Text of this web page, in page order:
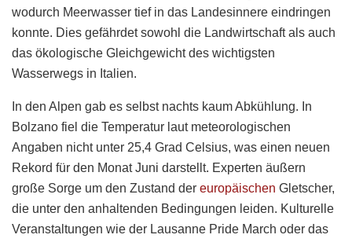
wodurch Meerwasser tief in das Landesinnere eindringen
konnte. Dies gefährdet sowohl die Landwirtschaft als auch
das ökologische Gleichgewicht des wichtigsten
Wasserwegs in Italien.
In den Alpen gab es selbst nachts kaum Abkühlung. In
Bolzano fiel die Temperatur laut meteorologischen
Angaben nicht unter 25,4 Grad Celsius, was einen neuen
Rekord für den Monat Juni darstellt. Experten äußern
große Sorge um den Zustand der europäischen Gletscher,
die unter den anhaltenden Bedingungen leiden. Kulturelle
Veranstaltungen wie der Lausanne Pride March oder das